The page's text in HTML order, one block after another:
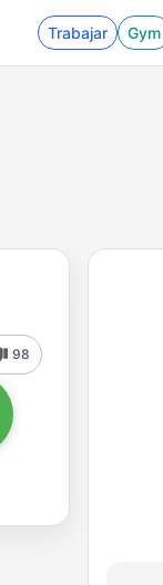
Trabajar Gym
98